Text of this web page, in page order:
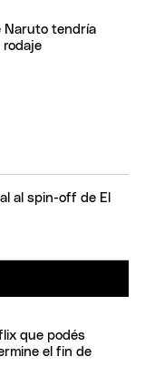
Naruto tendría
rodaje
al spin-off de El
que podés
el fin de